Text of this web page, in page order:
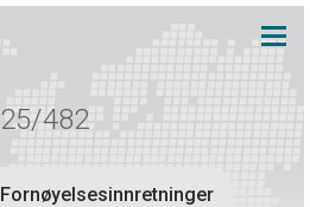
25/482
Fornøyelsesinnretninger